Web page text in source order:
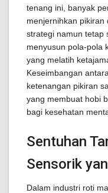
tenang ini, banyak
menjernihkan
strategi namun tetap
menyusun pola-pola
yang melatih
Keseimbangan
ketenangan pikiran
yang membuat hobi
bagi kesehatan
Sentuhan
Sensorik
Dalam industri roti